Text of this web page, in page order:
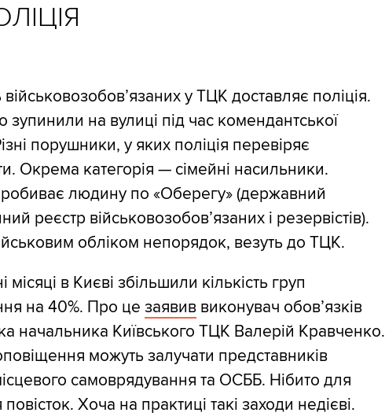
військовозобов’язаних у ТЦК доставляє поліція.
зупинили на вулиці під час комендантської
порушники, у яких поліція перевіряє
Окрема категорія — сімейні насильники.
людину по «Оберегу» (державний
реєстр військовозобов’язаних і резервістів).
обліком непорядок, везуть до ТЦК.
місяці в Києві збільшили кількість груп
на 40%. Про цезаявив виконувач обов’язків
начальника Київського ТЦК Валерій Кравченко.
можуть залучати представників
самоврядування та ОСББ. Нібито для
Хоча на практиці такі заходи недієві.